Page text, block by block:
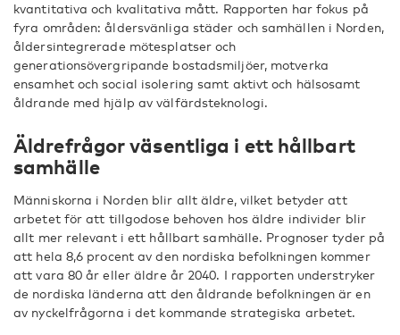
kvantitativa och kvalitativa mått. Rapporten har fokus på
fyra områden: åldersvänliga städer och samhällen i Norden,
åldersintegrerade mötesplatser och
generationsövergripande bostadsmiljöer, motverka
ensamhet och social isolering samt aktivt och hälsosamt
åldrande med hjälp av välfärdsteknologi.
Äldrefrågor väsentliga i ett hållbart
samhälle
Människorna i Norden blir allt äldre, vilket betyder att
arbetet för att tillgodose behoven hos äldre individer blir
allt mer relevant i ett hållbart samhälle. Prognoser tyder på
att hela 8,6 procent av den nordiska befolkningen kommer
att vara 80 år eller äldre år 2040. I rapporten understryker
de nordiska länderna att den åldrande befolkningen är en
av nyckelfrågorna i det kommande strategiska arbetet.